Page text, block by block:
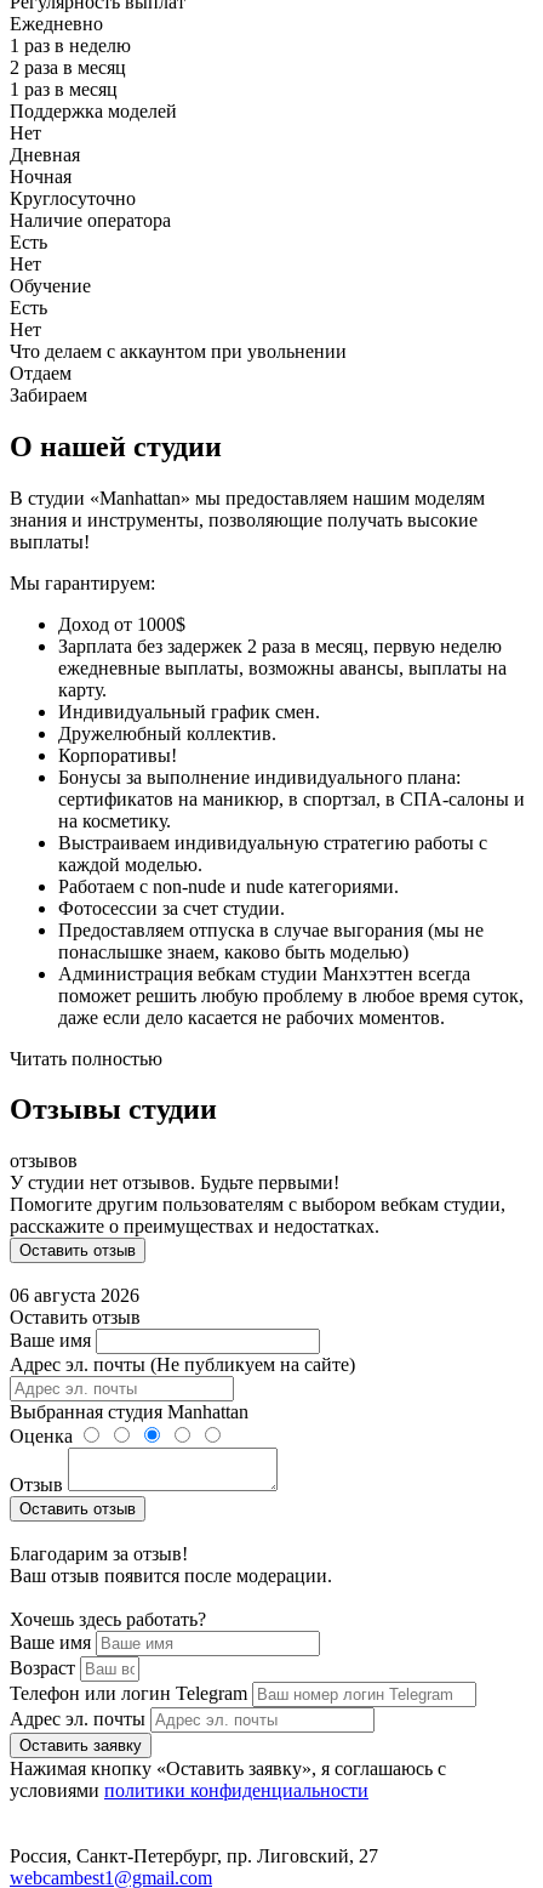
Ежедневно
1 раз в неделю
2 раза в месяц
1 раз в месяц
Поддержка моделей
Нет
Дневная
Ночная
Круглосуточно
Наличие оператора
Есть
Нет
Обучение
Есть
Нет
Что делаем с аккаунтом при увольнении
Отдаем
Забираем
О нашей студии
В студии «Manhattan» мы предоставляем нашим моделям
знания и инструменты, позволяющие получать высокие
выплаты!
Мы гарантируем:
Доход от 1000$
Зарплата без задержек 2 раза в месяц, первую неделю
ежедневные выплаты, возможны авансы, выплаты на
карту.
Индивидуальный график смен.
Дружелюбный коллектив.
Корпоративы!
Бонусы за выполнение индивидуального плана:
сертификатов на маникюр, в спортзал, в СПА-салоны и
на косметику.
Выстраиваем индивидуальную стратегию работы с
каждой моделью.
Работаем с non-nude и nude категориями.
Фотосессии за счет студии.
Предоставляем отпуска в случае выгорания (мы не
понаслышке знаем, каково быть моделью)
Администрация вебкам студии Манхэттен всегда
поможет решить любую проблему в любое время суток,
даже если дело касается не рабочих моментов.
Читать полностью
Отзывы студии
отзывов
У студии нет отзывов. Будьте первыми!
Помогите другим пользователям с выбором вебкам студии,
расскажите о преимуществах и недостатках.
Оставить отзыв
06 августа 2026
Оставить отзыв
Ваше имя
Адрес эл. почты (Не публикуем на сайте)
Выбранная студия Manhattan
Оценка
Отзыв
Оставить отзыв
Благодарим за отзыв!
Ваш отзыв появится после модерации.
Хочешь здесь работать?
Ваше имя
Возраст
Телефон или логин Telegram
Адрес эл. почты
Оставить заявку
Нажимая кнопку «Оставить заявку», я соглашаюсь с
условиями политики конфиденциальности
Россия, Санкт-Петербург, пр. Лиговский, 27
webcambest1@gmail.com